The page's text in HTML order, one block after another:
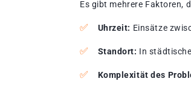
Es gibt mehrere Faktoren,
Uhrzeit: Einsätze
Standort: In
Komplexität des